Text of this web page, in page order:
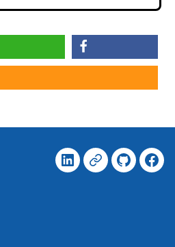
LinkedinXing Github